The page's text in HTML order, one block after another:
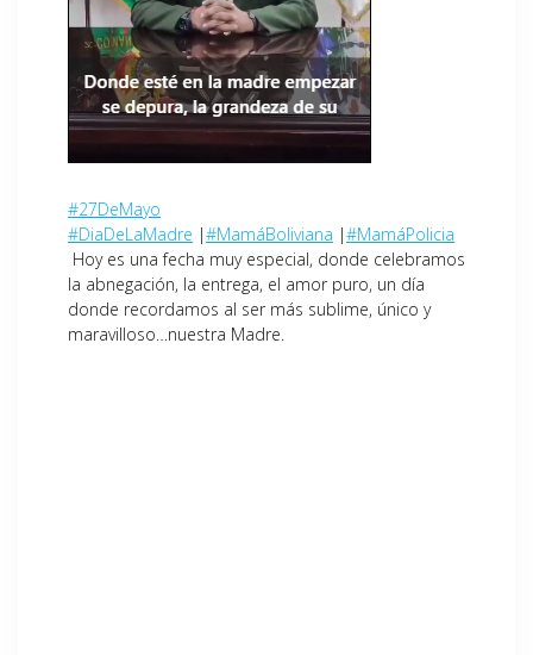
#27DeMayo
#DiaDeLaMadre |#MamáBoliviana |#MamáPolicia
Hoy es una fecha muy especial, donde celebramos
la abnegación, la entrega, el amor puro, un día
donde recordamos al ser más sublime, único y
maravilloso…nuestra Madre.